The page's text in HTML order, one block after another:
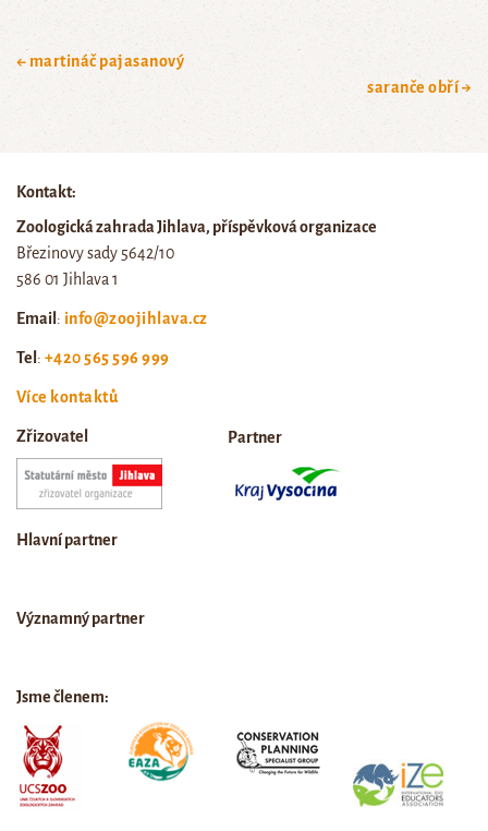
← martináč pajasanový
saranče obří →
Kontakt:
Zoologická zahrada Jihlava, příspěvková organizace
Březinovy sady 5642/10
586 01 Jihlava 1
Email: info@zoojihlava.cz
Tel: +420 565 596 999
Více kontaktů
Zřizovatel Partner
Hlavní partner
Významný partner
Jsme členem: